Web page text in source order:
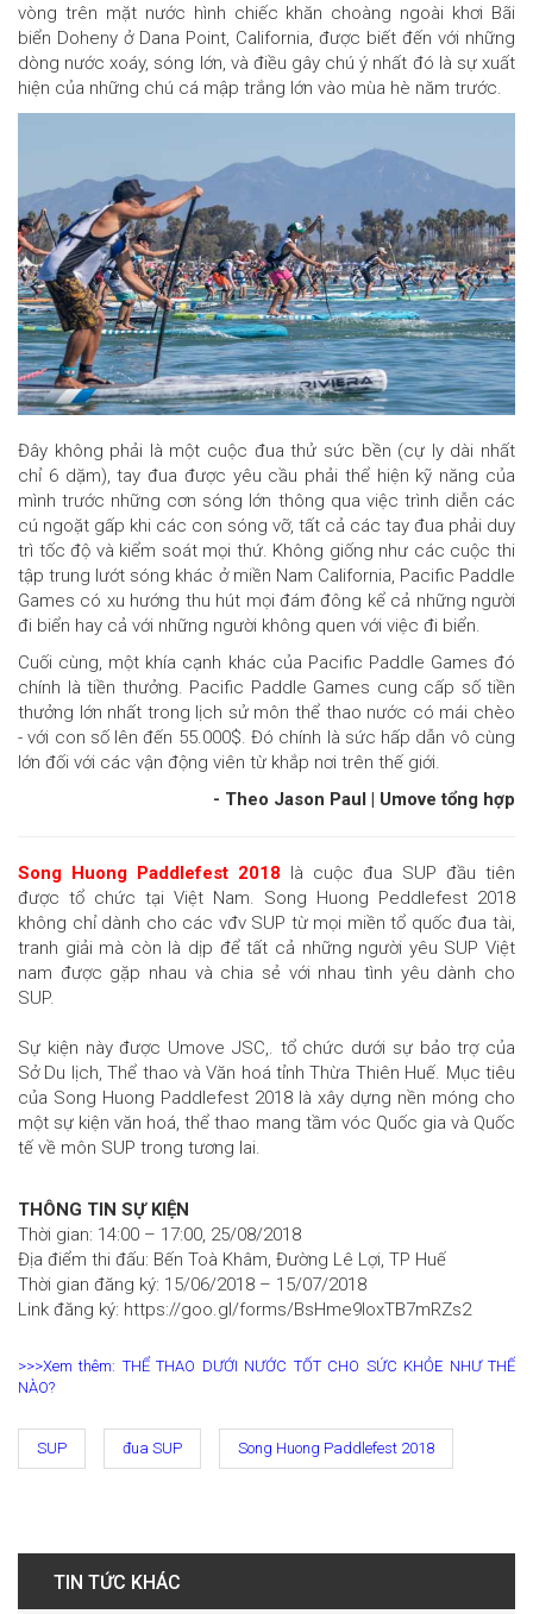
vòng trên mặt nước hình chiếc khăn choàng ngoài khơi Bãi
biển Doheny ở Dana Point, California, được biết đến với những
dòng nước xoáy, sóng lớn, và điều gây chú ý nhất đó là sự xuất
hiện của những chú cá mập trắng lớn vào mùa hè năm trước.
Đây không phải là một cuộc đua thử sức bền (cự ly dài nhất
chỉ 6 dặm), tay đua được yêu cầu phải thể hiện kỹ năng của
mình trước những cơn sóng lớn thông qua việc trình diễn các
cú ngoặt gấp khi các con sóng vỡ, tất cả các tay đua phải duy
trì tốc độ và kiểm soát mọi thứ. Không giống như các cuộc thi
tập trung lướt sóng khác ở miền Nam California, Pacific Paddle
Games có xu hướng thu hút mọi đám đông kể cả những người
đi biển hay cả với những người không quen với việc đi biển.
Cuối cùng, một khía cạnh khác của Pacific Paddle Games đó
chính là tiền thưởng. Pacific Paddle Games cung cấp số tiền
thưởng lớn nhất trong lịch sử môn thể thao nước có mái chèo
- với con số lên đến 55.000$. Đó chính là sức hấp dẫn vô cùng
lớn đối với các vận động viên từ khắp nơi trên thế giới.
- Theo Jason Paul | Umove tổng hợp
Song Huong Paddlefest 2018 là cuộc đua SUP đầu tiên
được tổ chức tại Việt Nam. Song Huong Peddlefest 2018
không chỉ dành cho các vđv SUP từ mọi miền tổ quốc đua tài,
tranh giải mà còn là dịp để tất cả những người yêu SUP Việt
nam được gặp nhau và chia sẻ với nhau tình yêu dành cho
SUP.
Sự kiện này được Umove JSC,. tổ chức dưới sự bảo trợ của
Sở Du lịch, Thể thao và Văn hoá tỉnh Thừa Thiên Huế. Mục tiêu
của Song Huong Paddlefest 2018 là xây dựng nền móng cho
một sự kiện văn hoá, thể thao mang tầm vóc Quốc gia và Quốc
tế về môn SUP trong tương lai.
THÔNG TIN SỰ KIỆN
Thời gian: 14:00 – 17:00, 25/08/2018
Địa điểm thi đấu: Bến Toà Khâm, Đường Lê Lợi, TP Huế
Thời gian đăng ký: 15/06/2018 – 15/07/2018
Link đăng ký: https://goo.gl/forms/BsHme9loxTB7mRZs2
>>>Xem thêm: THỂ THAO DƯỚI NƯỚC TỐT CHO SỨC KHỎE NHƯ THẾ
NÀO?
SUP đua SUP Song Huong Paddlefest 2018
TIN TỨC KHÁC